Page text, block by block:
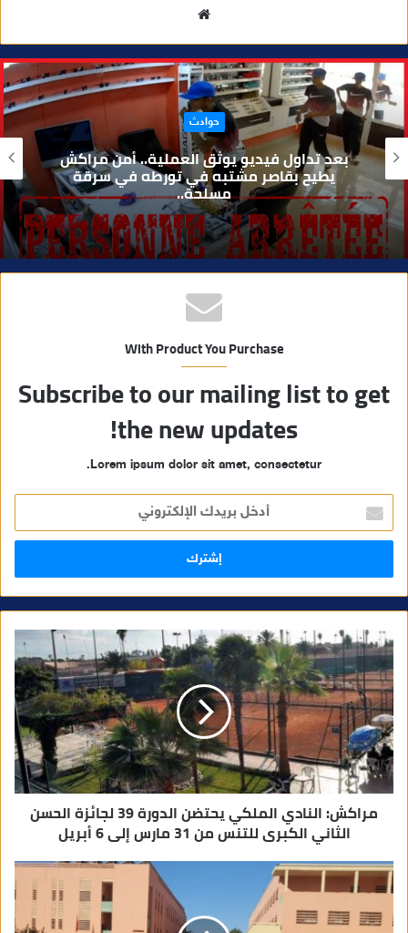
ق
ع
ا
ل
و
ي
ب
حوادث
بعد تداول فيديو يوثق العملية.. أمن مراكش
يطيح بقاصر مشتبه في تورطه في سرقة
مسلحة..
With Product You Purchase
Subscribe to our mailing list to get
the new updates!
Lorem ipsum dolor sit amet, consectetur.
خ
ل
ر
ل
ل
ك
ت
ر
و
ن
ي
مراكش: النادي الملكي يحتضن الدورة 39 لجائزة الحسن
الثاني الكبرى للتنس من 31 مارس إلى 6 أبريل